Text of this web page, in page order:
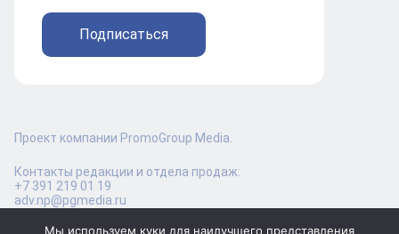
Подписаться
Проект компании PromoGroup Media.
Контакты редакции и отдела продаж:
+7 391 219 01 19
adv.np@pgmedia.ru
Мы используем куки для наилучшего представления